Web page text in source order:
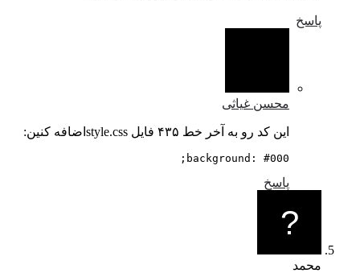
محسن غیاثی
این کد رو به آخر خط ۴۳۵ فایل style.css‌اضافه کنین:
background: #000;
محمد